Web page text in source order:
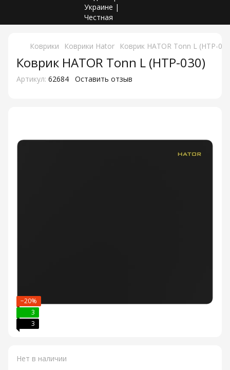
Коврики Коврики Hator Коврик HATOR Tonn L (HTP-
Коврик HATOR Tonn L (HTP-030)
Артикул: 62684 Оставить отзыв
−20%
3
3
Нет в наличии